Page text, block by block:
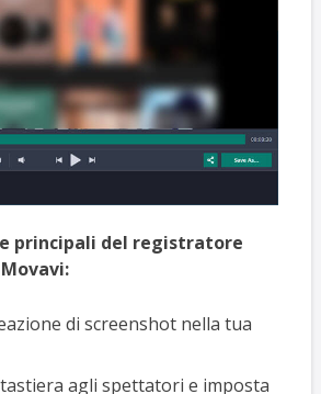
principali del registratore
di screenshot nella tua
agli spettatori e imposta